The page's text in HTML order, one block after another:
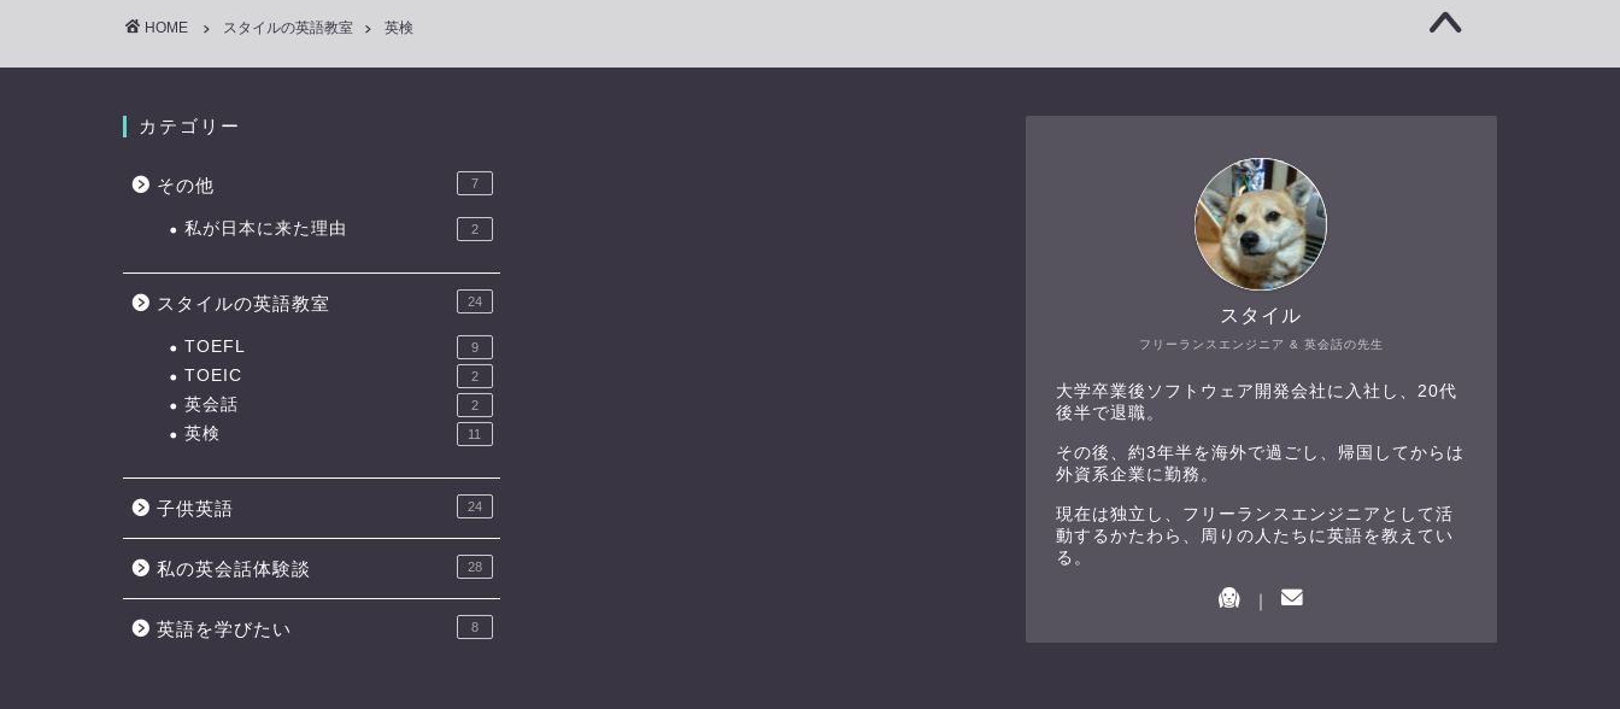
HOME スタイルの英語教室 英検
カテゴリー
その他 7
私が日本に来た理由 2
スタイルの英語教室 24
TOEFL 9
TOEIC 2
英会話 2
英検 11
子供英語 24
私の英会話体験談 28
英語を学びたい 8
フリーランスエンジニア & 英会話の先生
スタイル
大学卒業後ソフトウェア開発会社に入社し、20代
後半で退職。
その後、約3年半を海外で過ごし、帰国してからは
外資系企業に勤務。
現在は独立し、フリーランスエンジニアとして活
動するかたわら、周りの人たちに英語を教えてい
る。
｜